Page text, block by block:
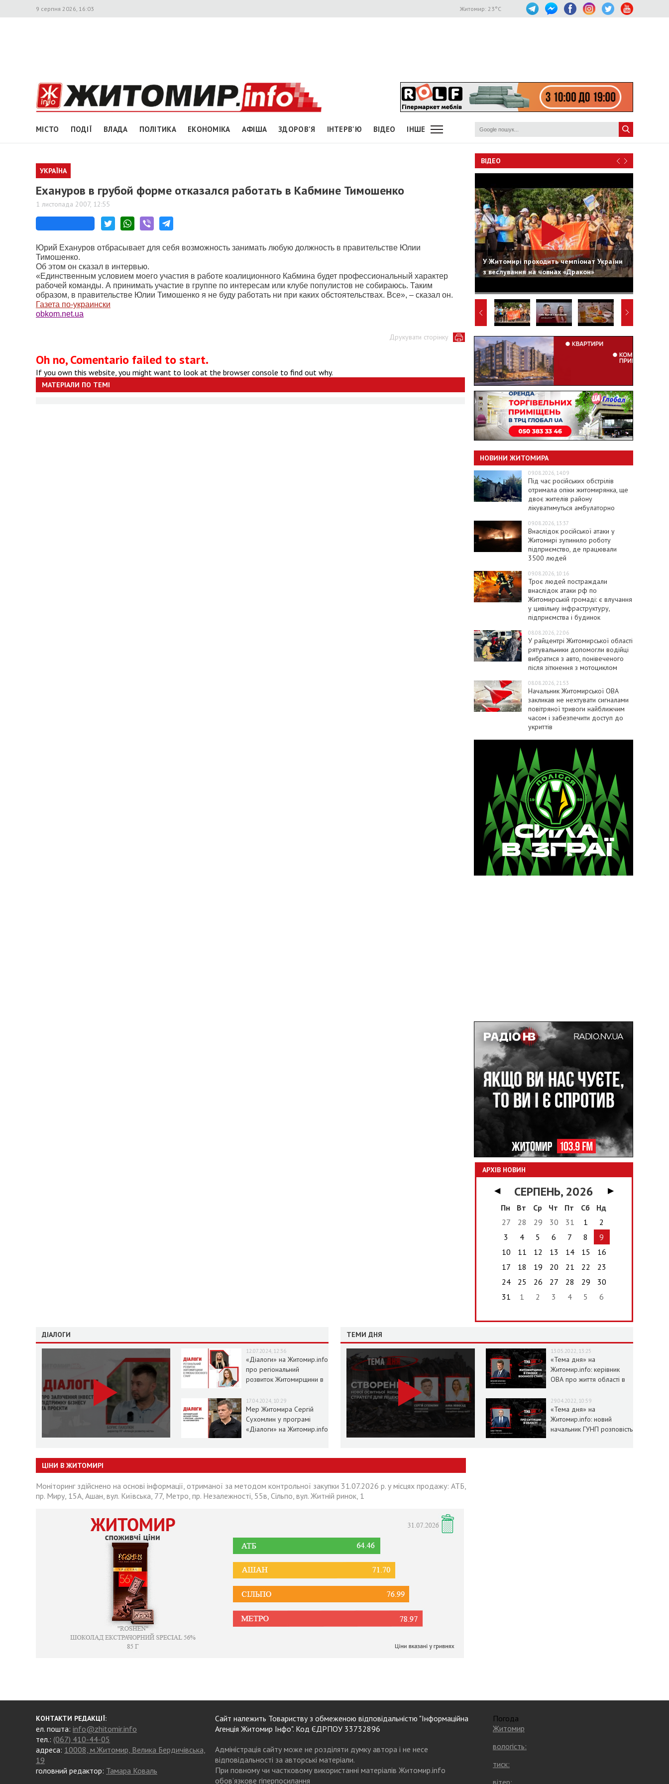
9 серпня 2026, 16:03 Житомир: 23°C
МІСТО ПОДІЇ ВЛАДА ПОЛІТИКА ЕКОНОМІКА АФІША ЗДОРОВ'Я ІНТЕРВ'Ю ВІДЕО ІНШЕ
УКРАЇНА
Ехануров в грубой форме отказался работать в Кабмине Тимошенко
1 листопада 2007, 12:55
Юрий Ехануров отбрасывает для себя возможность занимать любую должность в правительстве Юлии
Тимошенко.
Об этом он сказал в интервью.
«Единственным условием моего участия в работе коалиционного Кабмина будет профессиональный характер
рабочей команды. А принимать участие в группе по интересам или клубе популистов не собираюсь. Таким
образом, в правительстве Юлии Тимошенко я не буду работать ни при каких обстоятельствах. Все», – сказал он.
Газета по-украински
obkom.net.ua
Друкувати сторінку
Oh no, Comentario failed to start.
If you own this website, you might want to look at the browser console to find out why.
МАТЕРІАЛИ ПО ТЕМІ
ВІДЕО
У Житомирі проходить чемпіонат України
з веслування на човнах «Дракон»
НОВИНИ ЖИТОМИРА
09.08.2026, 14:09
Під час російських обстрілів
отримала опіки житомирянка, ще
двоє жителів району
лікуватимуться амбулаторно
09.08.2026, 13:37
Внаслідок російської атаки у
Житомирі зупинило роботу
підприємство, де працювали
3500 людей
09.08.2026, 10:16
Троє людей постраждали
внаслідок атаки рф по
Житомирській громаді: є влучання
у цивільну інфраструктуру,
підприємства і будинок
08.08.2026, 22:06
У райцентрі Житомирської області
рятувальники допомогли водійці
вибратися з авто, понівеченого
після зіткнення з мотоциклом
08.08.2026, 21:53
Начальник Житомирської ОВА
закликав не нехтувати сигналами
повітряної тривоги найближчим
часом і забезпечити доступ до
укриттів
АРХІВ НОВИН
◀ СЕРПЕНЬ, 2026
▶
Пн
Вт Ср Чт Пт Сб
Нд
27
28 29 30 31 1
2
3
4 5 6 7 8
9
10
11 12 13 14 15
16
17
18 19 20 21 22
23
24
25 26 27 28 29
30
31
1 2 3 4 5 6
ДІАЛОГИ
12.07.2024, 12:36
«Діалоги» на Житомир.info
про регіональний
розвиток Житомирщини в
17.04.2024, 10:29
Мер Житомира Сергій
Сухомлин у програмі
«Діалоги» на Житомир.info
ТЕМИ ДНЯ
13.05.2022, 13:25
«Тема дня» на
Житомир.info: керівник
ОВА про життя області в
29.04.2022, 10:59
«Тема дня» на
Житомир.info: новий
начальник ГУНП розповість
ЦІНИ В ЖИТОМИРІ
Моніторинг здійснено на основі інформації, отриманої за методом контрольної закупки 31.07.2026 р. у місцях продажу: АТБ,
пр. Миру, 15А, Ашан, вул. Київська, 77, Метро, пр. Незалежності, 55в, Сільпо, вул. Житній ринок, 1
КОНТАКТИ РЕДАКЦІЇ:
ел. пошта: info@zhitomir.info
тел.: (067) 410-44-05
адреса: 10008, м.Житомир, Велика Бердичівська,
19
головний редактор: Тамара Коваль
Сайт належить Товариству з обмеженою відповідальністю "Інформаційна
Агенція Житомир Інфо". Код ЄДРПОУ 33732896
Адміністрація сайту може не розділяти думку автора і не несе
відповідальності за авторські матеріали.
При повному чи частковому використанні матеріалів Житомир.info
обов’язкове гіперпосилання
Погода
Житомир
вологість:
тиск:
вітер: